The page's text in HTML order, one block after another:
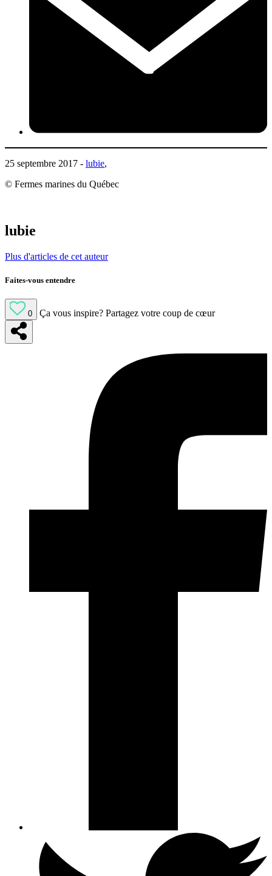
25 septembre 2017 - lubie,
© Fermes marines du Québec
lubie
Plus d'articles de cet auteur
Faites-vous entendre
0 Ça vous inspire? Partagez votre coup de cœur